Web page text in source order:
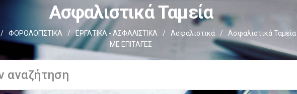
Ασφαλιστικά Ταμεία
/ ΦΟΡΟΛΟΓΙΣΤΙΚΑ / ΕΡΓΑΤΙΚΑ - ΑΣΦΑΛΙΣΤΙΚΑ / Ασφαλιστικά / Ασφαλιστικά Ταμεία
ΜΕ ΕΠΙΤΑΓΕΣ